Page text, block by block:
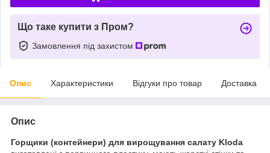
Що таке купити з Пром?
Замовлення під захистом
Опис Характеристики Відгуки про товар Доставка
Опис
Горщики (контейнери) для вирощування салату Kloda